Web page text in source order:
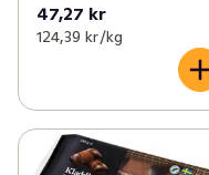
47,27 kr
124,39 kr /kg